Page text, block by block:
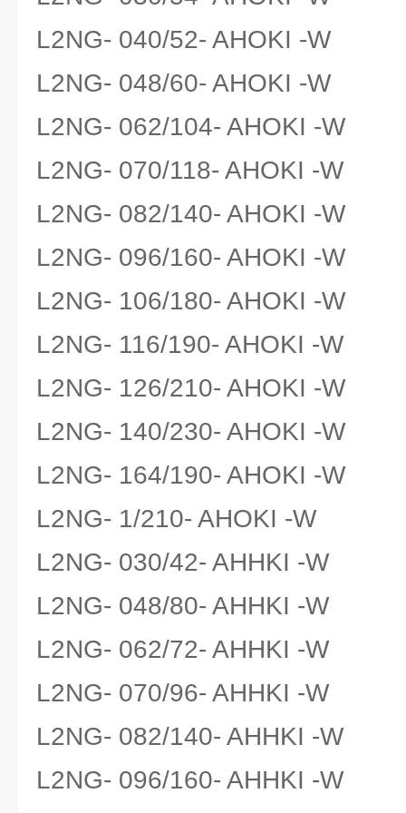
L2NG- 040/52- AHOKI -W
L2NG- 048/60- AHOKI -W
L2NG- 062/104- AHOKI -W
L2NG- 070/118- AHOKI -W
L2NG- 082/140- AHOKI -W
L2NG- 096/160- AHOKI -W
L2NG- 106/180- AHOKI -W
L2NG- 116/190- AHOKI -W
L2NG- 126/210- AHOKI -W
L2NG- 140/230- AHOKI -W
L2NG- 164/190- AHOKI -W
L2NG- 1/210- AHOKI -W
L2NG- 030/42- AHHKI -W
L2NG- 048/80- AHHKI -W
L2NG- 062/72- AHHKI -W
L2NG- 070/96- AHHKI -W
L2NG- 082/140- AHHKI -W
L2NG- 096/160- AHHKI -W